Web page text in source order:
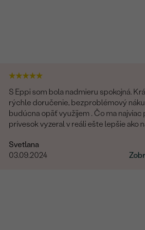
S Eppi som bola nadmieru spokojná.
rýchle doručenie, bezproblémový
budúcna opäť využijem . Čo ma najviac prekvapilo bolo že
prívesok vyzeral v reáli ešte lepšie ako
týchto príveskom. V realite je to
viditelnejšie a krajšie ako na fotkách.
Svetlana
03.09.2024